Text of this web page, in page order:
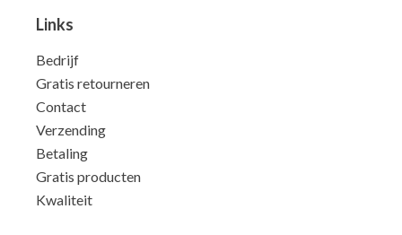
Links
Bedrijf
Gratis retourneren
Contact
Verzending
Betaling
Gratis producten
Kwaliteit